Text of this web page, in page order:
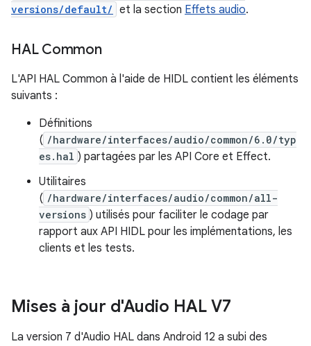
versions/default/ et la section Effets audio.
HAL Common
L'API HAL Common à l'aide de HIDL contient les éléments
suivants :
Définitions
( /hardware/interfaces/audio/common/6.0/typ
es.hal ) partagées par les API Core et Effect.
Utilitaires
( /hardware/interfaces/audio/common/all-
versions ) utilisés pour faciliter le codage par
rapport aux API HIDL pour les implémentations, les
clients et les tests.
Mises à jour d'Audio HAL V7
La version 7 d'Audio HAL dans Android 12 a subi des